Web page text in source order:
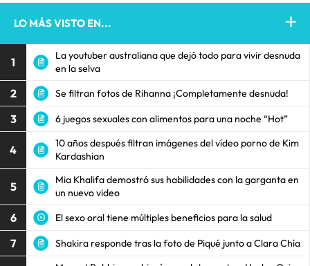
LO MÁS VISTO EN...
1
La youtuber australiana que dejó todo para vivir desnuda
en la selva
2 Se filtran fotos de Rihanna ¡Completamente desnuda!
3 6 juegos sexuales con alimentos para una noche “Hot”
4
10 años después filtran imágenes del vídeo porno de Kim
Kardashian
5
Mia Khalifa demostró sus habilidades con la garganta en
un nuevo video
6 El sexo oral tiene múltiples beneficios para la salud
7
Shakira responde tras la foto de Piqué junto a Clara Chía